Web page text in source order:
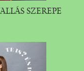
SZEREPE